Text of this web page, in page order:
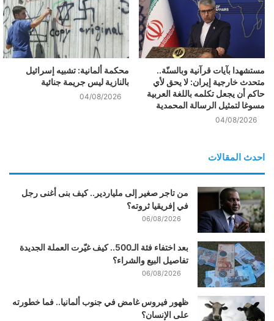
مستشهدا بآيات قرآنية وبالسنّة..
متحدث خارجية إيران: لا يحق لأي
حاكم أن يجعل تكلمه باللغة العربية
مسوغا لتمثيل الرسالة المحمدية
04/08/2026
محكمة ألمانية: تشبيه إسرائيل
بالنازية ليس جريمة جنائية
04/08/2026
احدث المقالات
من تاجر صغير إلى ملياردير.. كيف بنى أغنى رجل
في إفريقيا ثروته؟
06/08/2026
بعد اختفاء فئة الـ500.. كيف غيّرت العملة الجديدة
تفاصيل البيع والشراء؟
06/08/2026
ظهور فيروس غامض في جنوب ألمانيا.. فما خطورته
على الإنسان؟